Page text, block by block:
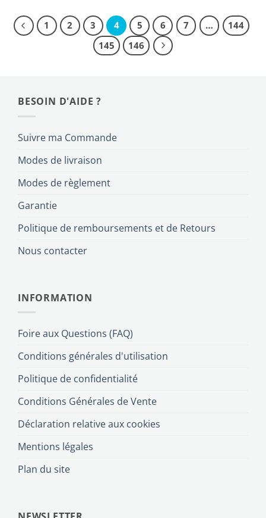
1 2 3 4 5 6 7 …
144
145
146
BESOIN D'AIDE ?
Suivre ma Commande
Modes de livraison
Modes de règlement
Garantie
Politique de remboursements et de Retours
Nous contacter
INFORMATION
Foire aux Questions (FAQ)
Conditions générales d'utilisation
Politique de confidentialité
Conditions Générales de Vente
Déclaration relative aux cookies
Mentions légales
Plan du site